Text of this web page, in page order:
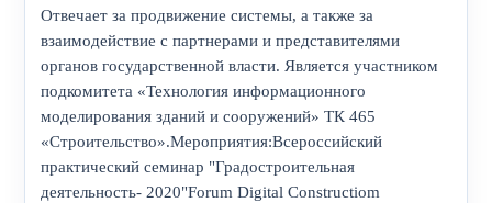
Отвечает за продвижение системы, а также за
взаимодействие с партнерами и представителями
органов государственной власти. Является участником
подкомитета «Технология информационного
моделирования зданий и сооружений» ТК 465
«Строительство».Мероприятия:Всероссийский
практический семинар "Градостроительная
деятельность- 2020"Forum Digital Constructiom